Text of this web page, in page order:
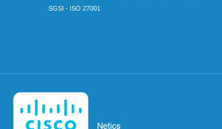
SGSI - ISO 27001